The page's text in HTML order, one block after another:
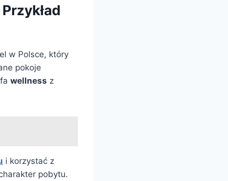
w Polsce, który
pokoje
wellness z
i korzystać z
pobytu.